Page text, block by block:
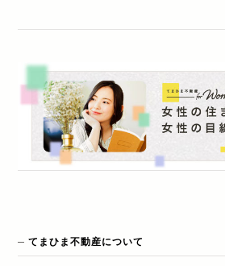
てまひま不動産について